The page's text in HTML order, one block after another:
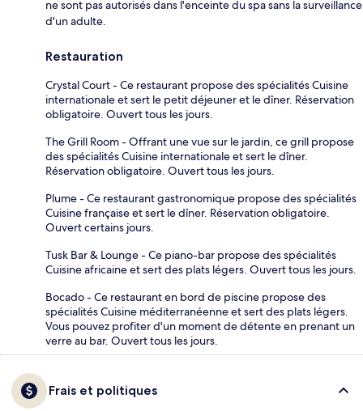
ne sont pas autorisés dans l'enceinte du spa sans la surveillance
d'un adulte.
Restauration
Crystal Court - Ce restaurant propose des spécialités Cuisine
internationale et sert le petit déjeuner et le dîner. Réservation
obligatoire. Ouvert tous les jours.
The Grill Room - Offrant une vue sur le jardin, ce grill propose
des spécialités Cuisine internationale et sert le dîner.
Réservation obligatoire. Ouvert tous les jours.
Plume - Ce restaurant gastronomique propose des spécialités
Cuisine française et sert le dîner. Réservation obligatoire.
Ouvert certains jours.
Tusk Bar & Lounge - Ce piano-bar propose des spécialités
Cuisine africaine et sert des plats légers. Ouvert tous les jours.
Bocado - Ce restaurant en bord de piscine propose des
spécialités Cuisine méditerranéenne et sert des plats légers.
Vous pouvez profiter d'un moment de détente en prenant un
verre au bar. Ouvert tous les jours.
Frais et politiques